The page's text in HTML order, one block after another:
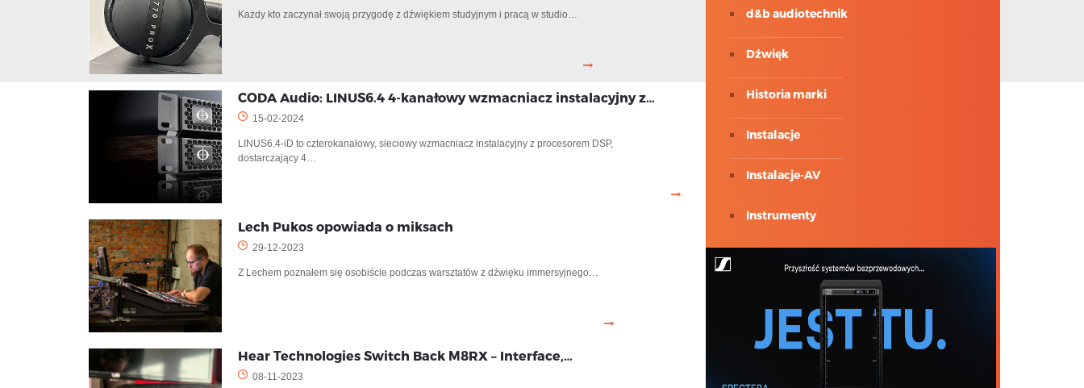
d&b audiotechnik
Dźwięk
Historia marki
Instalacje
Instalacje-AV
Instrumenty
Konsbud-Audio
Meyer Sound
Multimedia i av
Każdy kto zaczynał swoją przygodę z dźwiękiem studyjnym i pracą w studio…
CODA Audio: LINUS6.4 4-kanałowy wzmacniacz instalacyjny z…
15-02-2024
LINUS6.4-iD to czterokanałowy, sieciowy wzmacniacz instalacyjny z procesorem DSP,
dostarczający 4…
Lech Pukos opowiada o miksach
29-12-2023
Z Lechem poznałem się osobiście podczas warsztatów z dźwięku immersyjnego…
Hear Technologies Switch Back M8RX – Interface,…
08-11-2023